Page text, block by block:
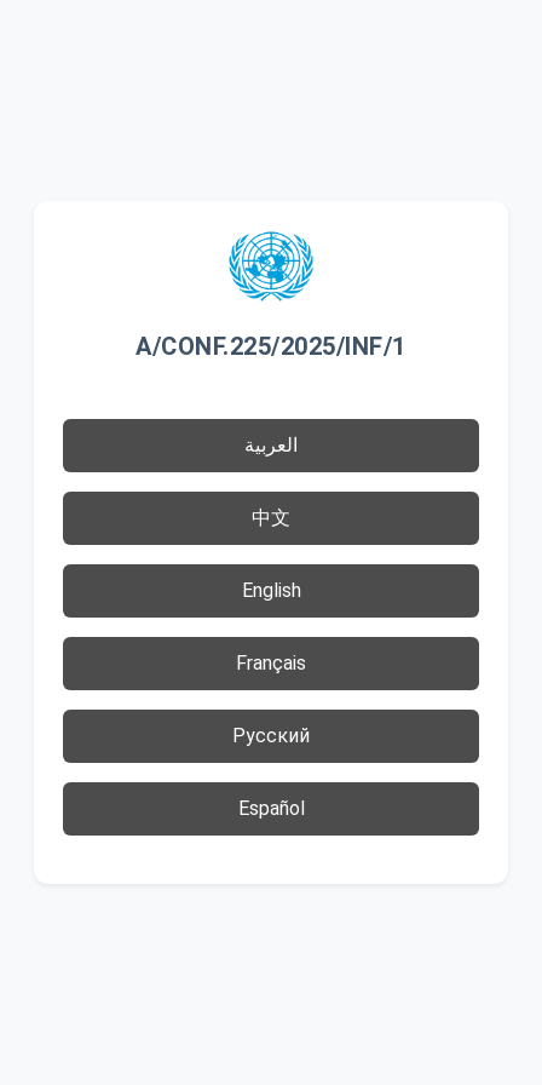
A/CONF.225/2025/INF/1
العربية
中文
English
Français
Русский
Español